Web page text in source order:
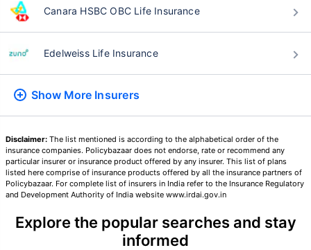
Canara HSBC OBC Life Insurance
Edelweiss Life Insurance
Show More Insurers
Disclaimer: The list mentioned is according to the alphabetical order of the
insurance companies. Policybazaar does not endorse, rate or recommend any
particular insurer or insurance product offered by any insurer. This list of plans
listed here comprise of insurance products offered by all the insurance partners of
Policybazaar. For complete list of insurers in India refer to the Insurance Regulatory
and Development Authority of India website www.irdai.gov.in
Explore the popular searches and stay
informed
₹ ১,৩৭৬/মাস*
আপনার পরিবারের সুরক্ষা মাত্র একটি পদক্ষেপ দূরে
সঠিক প্ল্যান বেছে নিন
*৪৩৪/মাস হল ১ কোটির টার্ম লাইফ ইন্স্যুরেন্সের শুরুর দাম — ধূমপান না করা, পূর্ব-বিদ্যমান কোনো রোগ নেই এমন ব্যক্তির জন্য, ৩৬
বছর বয়স পর্যন্ত কভার। *₹৬৩০/মাস হল ১ কোটির টার্ম লাইফ ইন্স্যুরেন্সের শুরুর দাম — ধূমপান না করা, পূর্ব-বিদ্যমান কোনো রোগ নেই
এমন ব্যক্তির জন্য, ৪৬ বছর বয়স পর্যন্ত কভার। *₹১,৩৭৬/মাস হল ১ কোটির টার্ম লাইফ ইন্স্যুরেন্সের শুরুর দাম — ধূমপান না করা,
পূর্ব-বিদ্যমান কোনো রোগ নেই এমন ব্যক্তির জন্য, ৫৬ বছর বয়স পর্যন্ত কভার।